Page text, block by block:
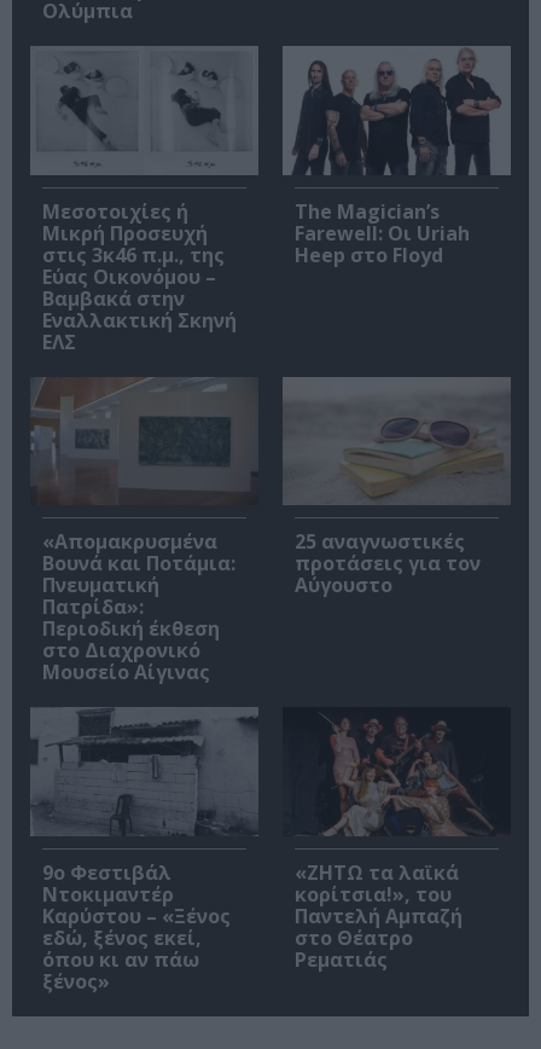
Ολύμπια
Μεσοτοιχίες ή
Μικρή Προσευχή
στις 3κ46 π.μ., της
Εύας Οικονόμου –
Βαμβακά στην
Εναλλακτική Σκηνή
ΕΛΣ
The Magician’s
Farewell: Οι Uriah
Heep στο Floyd
«Απομακρυσμένα
Βουνά και Ποτάμια:
Πνευματική
Πατρίδα»:
Περιοδική έκθεση
στο Διαχρονικό
Μουσείο Αίγινας
25 αναγνωστικές
προτάσεις για τον
Αύγουστο
9ο Φεστιβάλ
Ντοκιμαντέρ
Καρύστου – «Ξένος
εδώ, ξένος εκεί,
όπου κι αν πάω
ξένος»
«ΖΗΤΩ τα λαϊκά
κορίτσια!», του
Παντελή Αμπαζή
στο Θέατρο
Ρεματιάς